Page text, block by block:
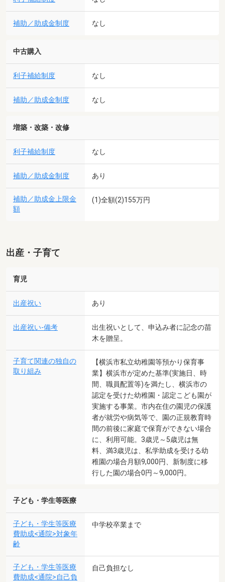
補助／助成金制度 なし
中古購入
利子補給制度 なし
補助／助成金制度 なし
増築・改築・改修
利子補給制度 なし
補助／助成金制度 あり
補助／助成金上限金
額
(1)全額(2)155万円
出産・子育て
育児
出産祝い あり
出産祝い-備考
出生祝いとして、申込み者に記念の苗
木を贈呈。
子育て関連の独自の
取り組み
【横浜市私立幼稚園等預かり保育事
業】横浜市が定めた基準(実施日、時
間、職員配置等)を満たし、横浜市の
認定を受けた幼稚園・認定こども園が
実施する事業。市内在住の園児の保護
者が就労や病気等で、園の正規教育時
間の前後に家庭で保育ができない場合
に、利用可能。3歳児～5歳児は無
料、満3歳児は、私学助成を受ける幼
稚園の場合月額9,000円、新制度に移
行した園の場合0円～9,000円。
子ども・学生等医療
子ども・学生等医療
費助成<通院>対象年
齢
中学校卒業まで
子ども・学生等医療
費助成<通院>自己負
自己負担なし